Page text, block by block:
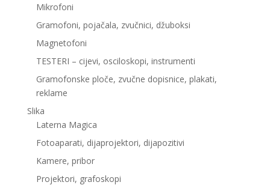
Mikrofoni
Gramofoni, pojačala, zvučnici, džuboksi
Magnetofoni
TESTERI – cijevi, osciloskopi, instrumenti
Gramofonske ploče, zvučne dopisnice, plakati,
reklame
Slika
Laterna Magica
Fotoaparati, dijaprojektori, dijapozitivi
Kamere, pribor
Projektori, grafoskopi